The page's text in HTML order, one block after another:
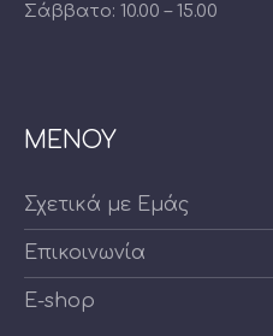
Σάββατο: 10.00 – 15.00
ΜΕΝΟΥ
Σχετικά με Εμάς
Επικοινωνία
E-shop